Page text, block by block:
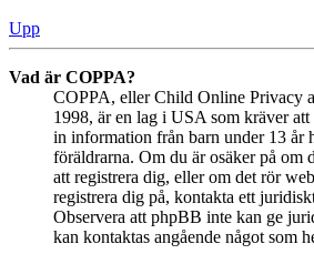
Upp
Vad är COPPA?
COPPA, eller Child Online Privacy
1998, är en lag i USA som kräver
in information från barn under 13 år
föräldrarna. Om du är osäker på om
att registrera dig, eller om det rör
registrera dig på, kontakta ett
Observera att phpBB inte kan ge
kan kontaktas angående något som